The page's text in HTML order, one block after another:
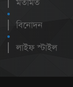
মতামত
বিনোদন
লাইফ স্টাইল